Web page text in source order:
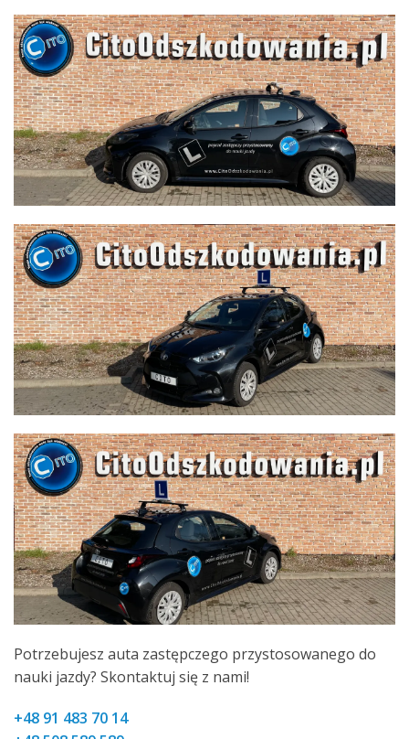
Potrzebujesz auta zastępczego przystosowanego do
nauki jazdy? Skontaktuj się z nami!
+48 91 483 70 14